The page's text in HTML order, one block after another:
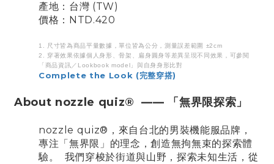
產地：台灣 (TW)
價格：NTD.420
1. 尺寸皆為商品平量數據，單位皆為公分，測量誤差範圍 ±2cm
2. 穿著效果依據個人身形、骨架、扁身圓身等差異呈現不同效果，可參閱
「商品資訊／Lookbook model」與自身身形比對
Complete the Look (完整穿搭)
About nozzle quiz® —— 「無界限探索」
nozzle quiz®，來自台北的男裝機能服品牌，
專注「無界限」的理念，創造無拘無束的探索體
驗。 我們穿梭於街道與山野，探索未知生活，從